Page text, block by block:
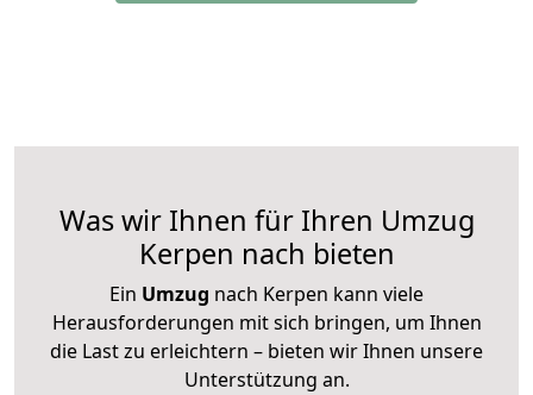
Was wir Ihnen für Ihren Umzug
Kerpen nach bieten
Ein Umzug nach Kerpen kann viele
Herausforderungen mit sich bringen, um Ihnen
die Last zu erleichtern – bieten wir Ihnen unsere
Unterstützung an.